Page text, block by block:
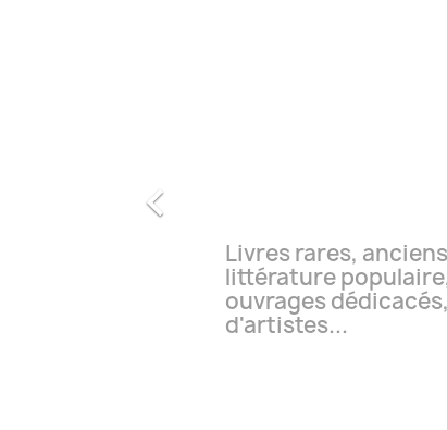
Livres rares,
littérature
ouvrages
d'artistes...
